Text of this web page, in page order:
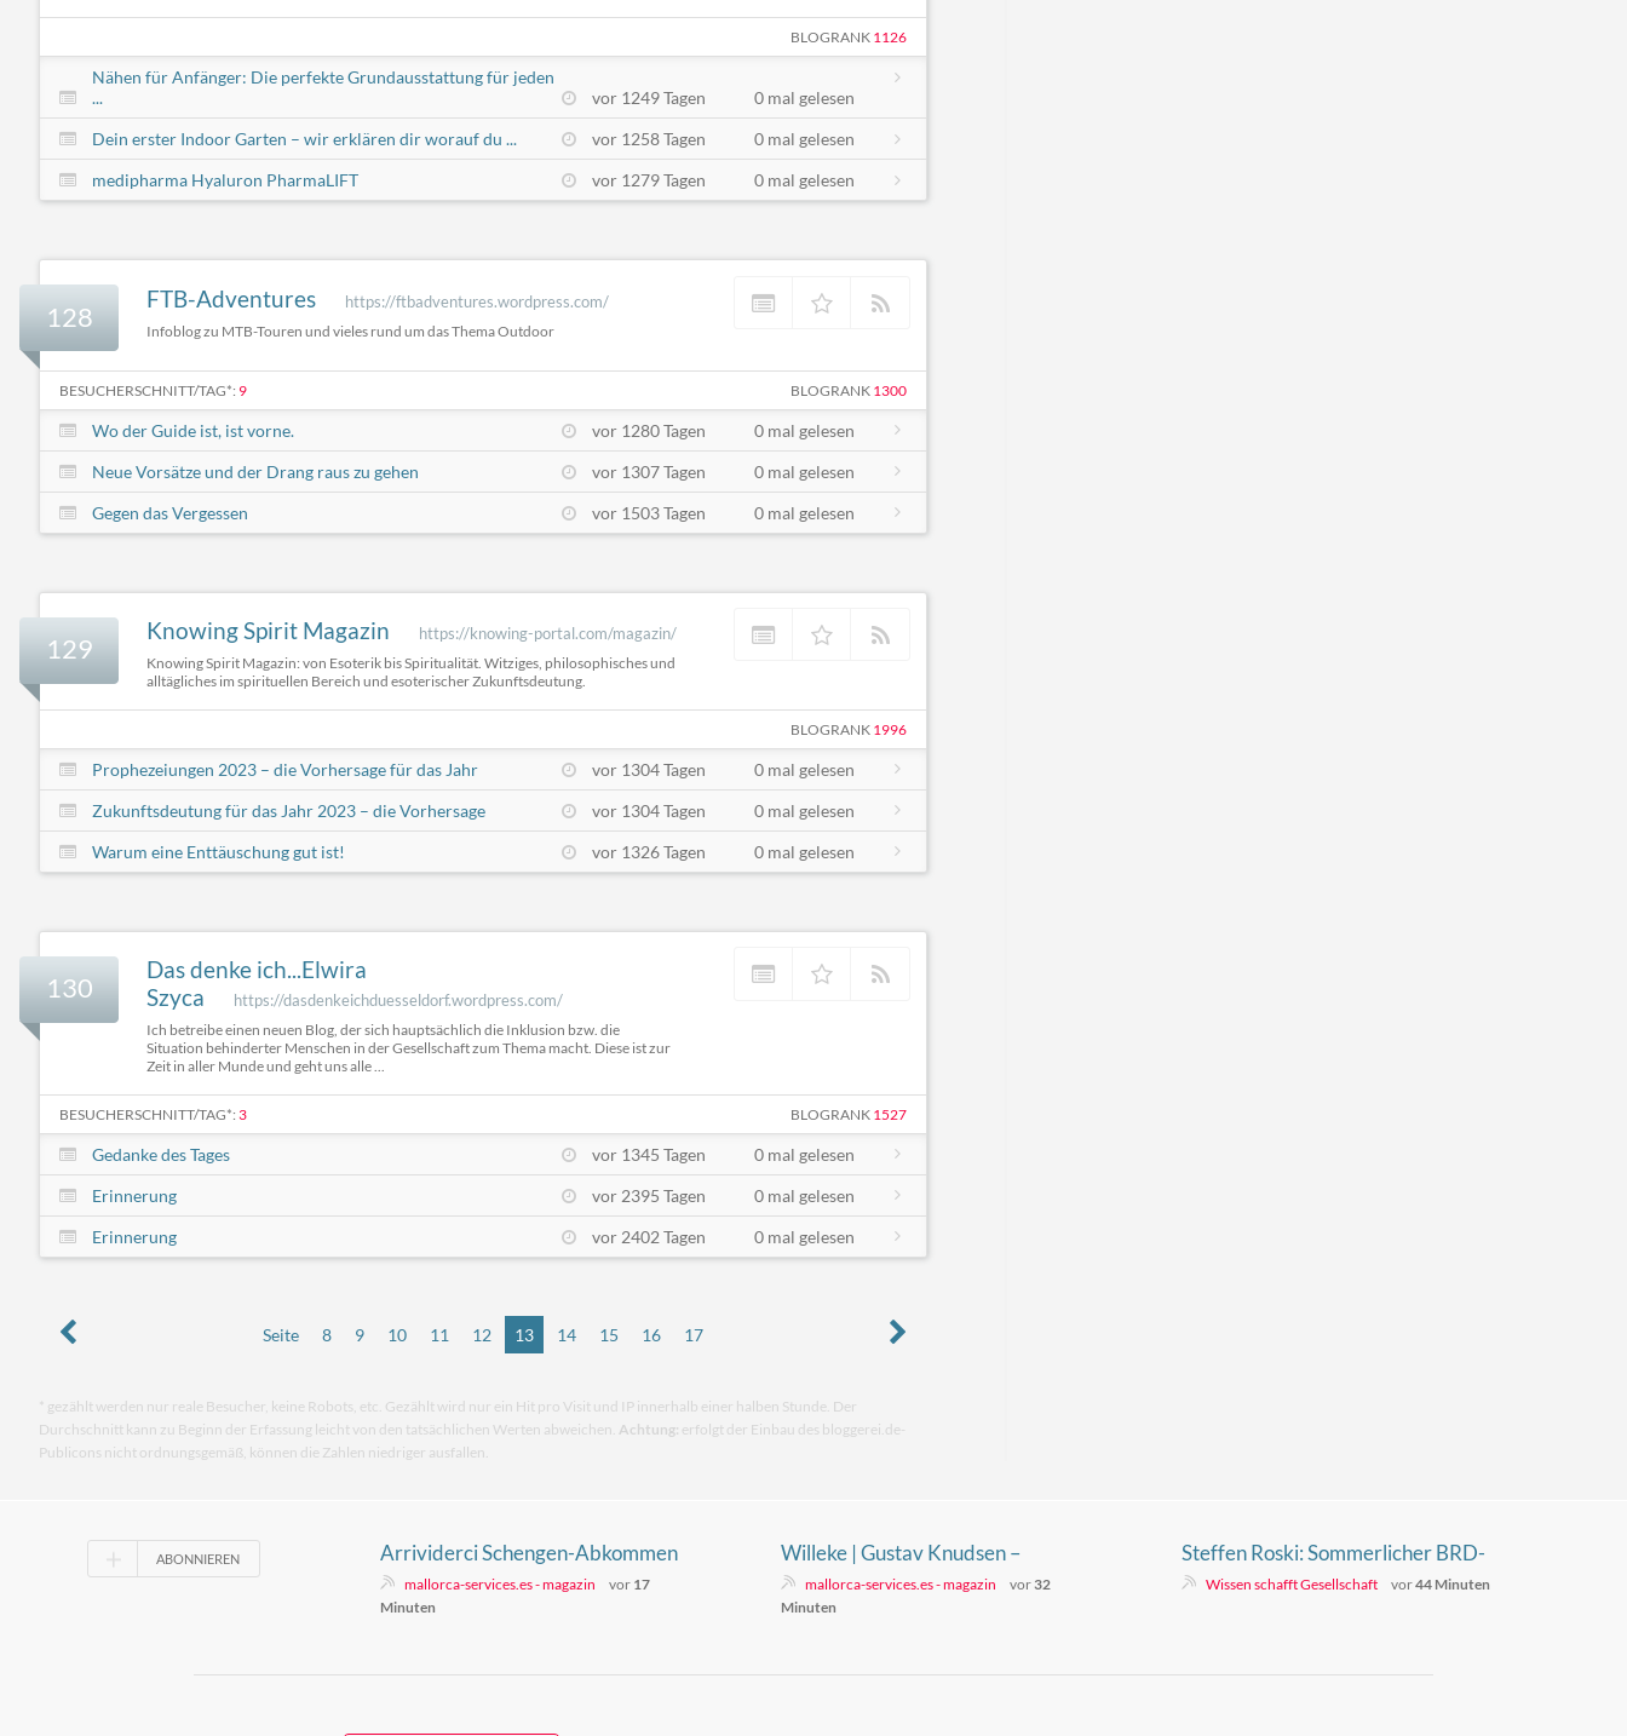
BLOGRANK 1126
Nähen für Anfänger: Die perfekte Grundausstattung für jeden
...
vor 1249 Tagen
0 mal gelesen
Dein erster Indoor Garten – wir erklären dir worauf du ...
vor 1258 Tagen
0 mal gelesen
medipharma Hyaluron PharmaLIFT
vor 1279 Tagen 0 mal gelesen
128
FTB-Adventures https://ftbadventures.wordpress.com/
Infoblog zu MTB-Touren und vieles rund um das Thema Outdoor
BESUCHERSCHNITT/TAG*: 9 BLOGRANK 1300
Wo der Guide ist, ist vorne. vor 1280 Tagen
0 mal gelesen
Neue Vorsätze und der Drang raus zu gehen
vor 1307 Tagen
0 mal gelesen
Gegen das Vergessen
vor 1503 Tagen 0 mal gelesen
129
Knowing Spirit Magazin https://knowing-portal.com/magazin/
Knowing Spirit Magazin: von Esoterik bis Spiritualität. Witziges, philosophisches und
alltägliches im spirituellen Bereich und esoterischer Zukunftsdeutung.
BLOGRANK 1996
Prophezeiungen 2023 – die Vorhersage für das Jahr vor 1304 Tagen
0 mal gelesen
Zukunftsdeutung für das Jahr 2023 – die Vorhersage
vor 1304 Tagen
0 mal gelesen
Warum eine Enttäuschung gut ist!
vor 1326 Tagen 0 mal gelesen
130
Das denke ich...Elwira
Szyca
https://dasdenkeichduesseldorf.wordpress.com/
Ich betreibe einen neuen Blog, der sich hauptsächlich die Inklusion bzw. die
Situation behinderter Menschen in der Gesellschaft zum Thema macht. Diese ist zur
Zeit in aller Munde und geht uns alle ...
BESUCHERSCHNITT/TAG*: 3 BLOGRANK 1527
Gedanke des Tages vor 1345 Tagen
0 mal gelesen
Erinnerung
vor 2395 Tagen
0 mal gelesen
Erinnerung
vor 2402 Tagen 0 mal gelesen
Seite 8 9 10 11 12 13 14 15 16 17
* gezählt werden nur reale Besucher, keine Robots, etc. Gezählt wird nur ein Hit pro Visit und IP innerhalb einer halben Stunde. Der
Durchschnitt kann zu Beginn der Erfassung leicht von den tatsächlichen Werten abweichen. Achtung: erfolgt der Einbau des bloggerei.de-
Publicons nicht ordnungsgemäß, können die Zahlen niedriger ausfallen.
ABONNIEREN Arrividerci Schengen-Abkommen
mallorca-services.es - magazin vor 17
Minuten
Willeke | Gustav Knudsen –
08.08.2026
mallorca-services.es - magazin vor 32
Minuten
Steffen Roski: Sommerlicher BRD-
Kulturkampf
Wissen schafft Gesellschaft vor44 Minuten